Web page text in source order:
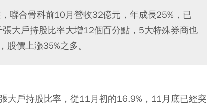
聯合骨科前10月營收32億元，年成長25%，已
大戶持股比率大增12個百分點，5大特殊券商也
價上漲35%之多。
大戶持股比率，從11月初的16.9%，11月底已經突